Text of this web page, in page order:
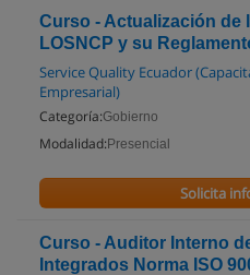
Curso - Actualización de
LOSNCP y su
Service Quality Ecuador
Empresarial)
Categoría:Gobierno
Modalidad: Presencial
Solicita
Curso - Auditor Interno
Integrados Norma ISO